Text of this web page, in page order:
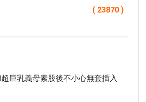
( 23870 )
超巨乳義母素股後不小心無套插入